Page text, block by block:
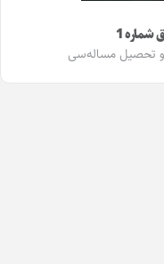
شماره 1
و تحصیل مساله‌سی